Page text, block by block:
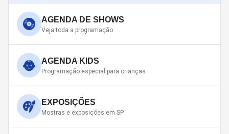
AGENDA DE SHOWS
Veja toda a programação
AGENDA KIDS
Programação especial para crianças
EXPOSIÇÕES
Mostras e exposições em SP